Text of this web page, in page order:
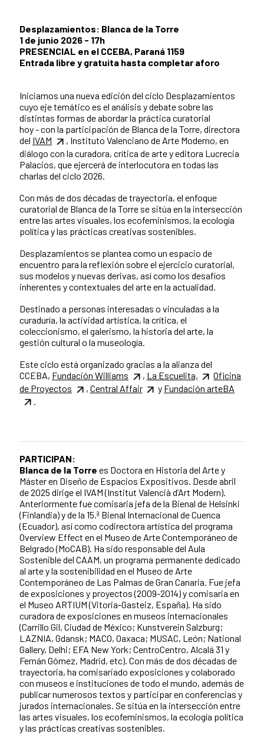
Desplazamientos: Blanca de la Torre
1 de junio 2026 - 17h
PRESENCIAL en el CCEBA, Paraná 1159
Entrada libre y gratuita hasta completar aforo
Iniciamos una nueva edición del ciclo Desplazamientos
cuyo eje temático es el análisis y debate sobre las
distintas formas de abordar la práctica curatorial
hoy - con la participación de Blanca de la Torre, directora
del IVAM
, Instituto Valenciano de Arte Moderno, en
diálogo con la curadora, crítica de arte y editora Lucrecia
Palacios, que ejercerá de interlocutora en todas las
charlas del ciclo 2026.
Con más de dos décadas de trayectoria, el enfoque
curatorial de Blanca de la Torre se sitúa en la intersección
entre las artes visuales, los ecofeminismos, la ecología
política y las prácticas creativas sostenibles.
Desplazamientos se plantea como un espacio de
encuentro para la reflexión sobre el ejercicio curatorial,
sus modelos y nuevas derivas, así como los desafíos
inherentes y contextuales del arte en la actualidad.
Destinado a personas interesadas o vinculadas a la
curaduría, la actividad artística, la crítica, el
coleccionismo, el galerismo, la historia del arte, la
gestión cultural o la museología.
Este ciclo está organizado gracias a la alianza del
CCEBA, Fundación Williams , La Escuelita,
Oficina
de Proyectos
, Central Affair y Fundación arteBA
PARTICIPAN:
Blanca de la Torre es Doctora en Historia del Arte y
Máster en Diseño de Espacios Expositivos. Desde abril
de 2025 dirige el IVAM (Institut Valencià d’Art Modern).
Anteriormente fue comisaria jefa de la Bienal de Helsinki
(Finlandia) y de la 15.ª Bienal Internacional de Cuenca
(Ecuador), así como codirectora artística del programa
Overview Effect en el Museo de Arte Contemporáneo de
Belgrado (MoCAB). Ha sido responsable del Aula
Sostenible del CAAM, un programa permanente dedicado
al arte y la sostenibilidad en el Museo de Arte
Contemporáneo de Las Palmas de Gran Canaria. Fue jefa
de exposiciones y proyectos (2009-2014) y comisaria en
el Museo ARTIUM (Vitoria-Gasteiz, España). Ha sido
curadora de exposiciones en museos internacionales
(Carrillo Gil, Ciudad de México; Kunstverein Salzburg;
LAZNIA, Gdansk; MACO, Oaxaca; MUSAC, León; National
Gallery, Delhi; EFA New York; CentroCentro, Alcalá 31 y
Fernán Gómez, Madrid, etc). Con más de dos décadas de
trayectoria, ha comisariado exposiciones y colaborado
con museos e instituciones de todo el mundo, además de
publicar numerosos textos y participar en conferencias y
jurados internacionales. Se sitúa en la intersección entre
las artes visuales, los ecofeminismos, la ecología política
y las prácticas creativas sostenibles.